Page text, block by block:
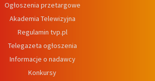
Ogłoszenia przetargowe
Akademia Telewizyjna
Regulamin tvp.pl
Telegazeta ogłoszenia
Informacje o nadawcy
Konkursy